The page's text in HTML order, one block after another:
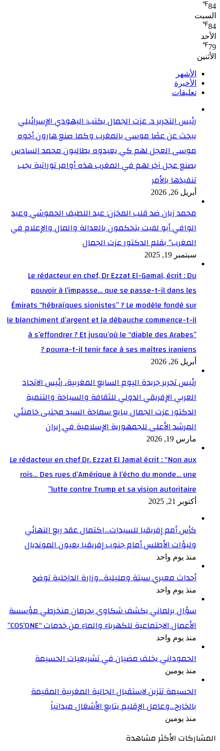
84
℉
السبت
84
℉
الأحد
79
℉
الأثنين
الأشهر
الأخيرة
تعليقات
رئيس التحرير د. عزت الجمال يكتب: اليهودي الإسرائيلي
يبحث عن عصًا موسى بالمغرب وكما صنع هارون أخوه
موسى العجل لهم كي يعبدوه يطالبون محمد السادس
بصنع عجل آخر لهم في المغرب هذه أوامر توراتية يجب
تنفيذها بالأمر
أبريل 26, 2026
محمد زيان ضد قلب المخزن: عبد اللطيف الحموشي وعبد
الوافي أبو لفيت يتحكمون بالعدالة والمال والإعلام في
المغرب” بقلم الدكتور عزت الجمال
سبتمبر 19, 2025
Le rédacteur en chef, Dr Ezzat El-Gamal, écrit : Du
pouvoir à l’impasse… que se passe-t-il dans les
Émirats “hébraïques sionistes” ? Le modèle fondé sur
le blanchiment d’argent et la débauche commence-t-il
à s’effondrer ? Et jusqu’où le “diable des Arabes”
pourra-t-il tenir face à ses maîtres iraniens ?
أبريل 26, 2026
رئيس تحرير جريدة اليوم السابع المغربية، رئيس الاتحاد
العربي الإفريقي الدولي للثقافة والسياحة والتنمية
الدكتور عزت الجمال يبايع سماحة السيد مجتبى خامنئي
المرشد الأعلى للجمهورية الإسلامية في إيران
مارس 19, 2026
Le rédacteur en chef Dr. Ezzat El Jamal écrit : “Non aux
rois… Des rues d’Amérique à l’écho du monde… une
lutte contre Trump et sa vision autoritaire”
أكتوبر 21, 2025
كأس أمم إفريقيا للسيدات…اكتمال عقد ربع النهائي
ولبؤات الأطلس أمام جنوب إفريقيا بعيون المونديال
منذ يوم واحد
أحداث معبري سبتة ومليلية…وزارة الداخلية توضح
منذ يوم واحد
سؤال برلماني يكشف شكاوى بحرمان منخرطي مؤسسة
الأعمال الاجتماعية للكهرباء والماء من خدمات “COS’ONE”
منذ يوم واحد
الحموداني يخلف مضيان في تشريعيات الحسيمة
منذ يومين
الحسيمة تتزين لاستقبال الجالية المغربية المقيمة
بالخارج…وعامل الإقليم يتابع الأشغال ميدانياً
منذ يومين
المشاركات الأكثر مشاهدة